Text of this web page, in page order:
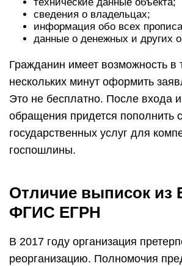
сведения о владельцах;
информация обо всех
данные о денежных и других
Гражданин имеет возможность в
нескольких минут оформить
Это не бесплатно. После входа
обращения придется пополнить
государственных услуг для
госпошлины.
Отличие выписок из
ФГИС ЕГРН
В 2017 году организация
реорганизацию. Полномочия